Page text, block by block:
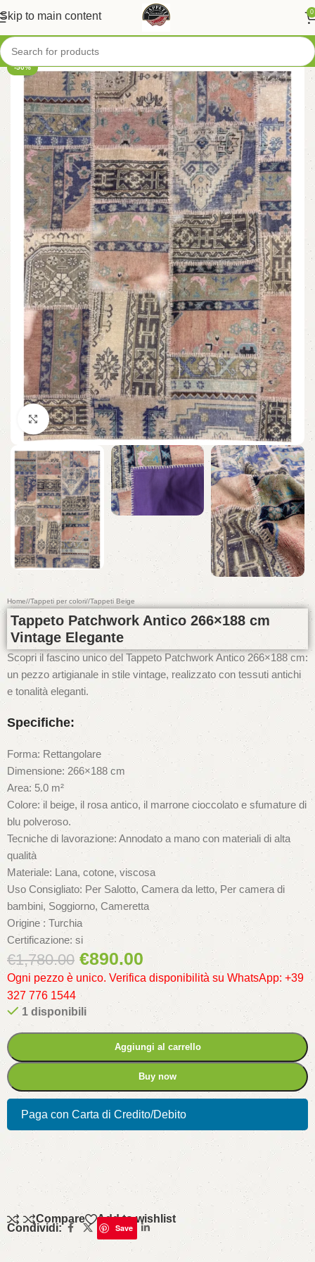
Skip to main content 0
-50%
Click to enlarge
Home/ Tappeti per colori/ Tappeti Beige
Tappeto Patchwork Antico 266×188 cm
Vintage Elegante
Scopri il fascino unico del Tappeto Patchwork Antico 266×188 cm:
un pezzo artigianale in stile vintage, realizzato con tessuti antichi
e tonalità eleganti.
Specifiche:
Forma: Rettangolare
Dimensione: 266×188 cm
Area: 5.0 m²
Colore: il beige, il rosa antico, il marrone cioccolato e sfumature di
blu polveroso.
Tecniche di lavorazione: Annodato a mano con materiali di alta
qualità
Materiale: Lana, cotone, viscosa
Uso Consigliato: Per Salotto, Camera da letto, Per camera di
bambini, Soggiorno, Cameretta
Origine : Turchia
Certificazione: si
€1,780.00 €890.00
Ogni pezzo è unico. Verifica disponibilità su WhatsApp: +39
327 776 1544
1 disponibili
Aggiungi al carrello
Buy now
Paga con Carta di Credito/Debito
Compare Add to wishlist
Condividi: Save